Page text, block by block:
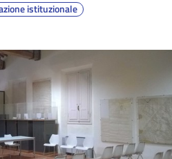
istituzionale